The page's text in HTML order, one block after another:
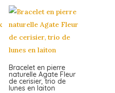
Bracelet en pierre
naturelle Agate Fleur
de cerisier, trio de
lunes en laiton